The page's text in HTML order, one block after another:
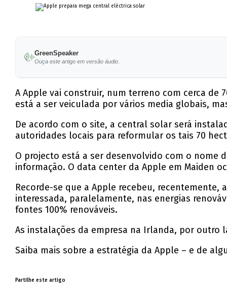
GreenSpeaker
Ouça este artigo em versão áudio.
A Apple vai construir, num terreno com cerca de
está a ser veiculada por vários media globais,
De acordo com o site, a central solar será
autoridades locais para reformular os tais 70
O projecto está a ser desenvolvido com o nome
informação. O data center da Apple em Maiden
Recorde-se que a Apple recebeu,
interessada, paralelamente, nas energias
fontes 100% renováveis.
As instalações da empresa na Irlanda, por
Saiba mais sobre a estratégia da Apple – e de
Partilhe este artigo